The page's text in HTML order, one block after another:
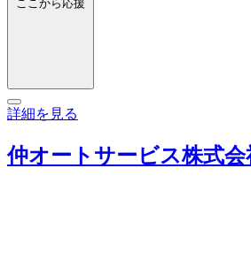
ここから応援
詳細を見る
仲オートサービス株式会